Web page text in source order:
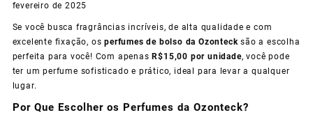
fevereiro de 2025
Se você busca fragrâncias incríveis, de alta qualidade e com
excelente fixação, osperfumes de bolso da Ozontecksão a escolha
perfeita para você! Com apenas R$15,00 por unidade, você pode
ter um perfume sofisticado e prático, ideal para levar a qualquer
lugar.
Por Que Escolher os Perfumes da Ozonteck?